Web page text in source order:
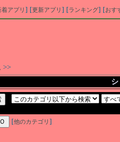
着アプリ ] [更新アプリ ] [ランキング] [おす
>>
[他のカテゴリ ]